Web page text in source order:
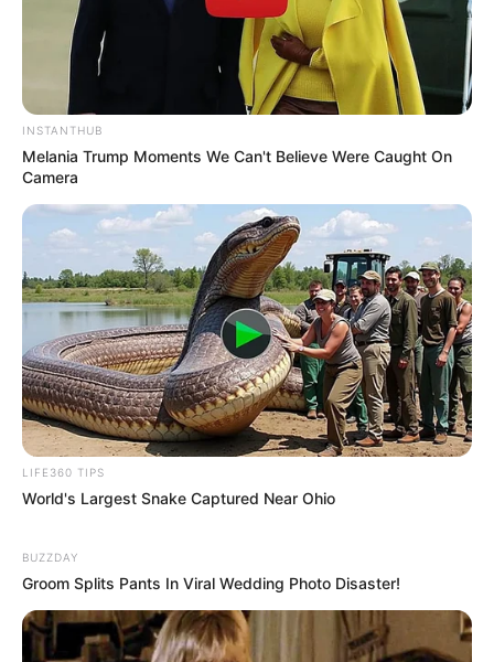
Serem! 9 Chat Ojek Online &
Pelanggan Ini Bikin Auto
Merinding
Bikin Ngakak, 10 Potret
Cosplay Murah Pakai Bahan
Seadanya
Anti Mainstream, 10 Cara
Membawa Barang Belanjaan
Versi Warga Thailand
INSTANTHUB
Melania Trump Moments We Can't Believe Were Caught On
Camera
LIFE360 TIPS
World's Largest Snake Captured Near Ohio
BUZZDAY
Groom Splits Pants In Viral Wedding Photo Disaster!